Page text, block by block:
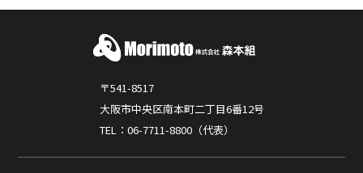
〒541-8517
大阪市中央区南本町二丁目6番12号
TEL：06-7711-8800（代表）